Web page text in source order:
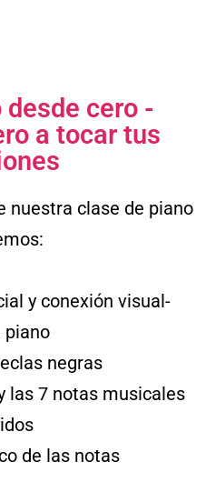
desde cero -
a tocar tus
nuestra clase de piano
y conexión visual-
piano
negras
las 7 notas musicales
de las notas